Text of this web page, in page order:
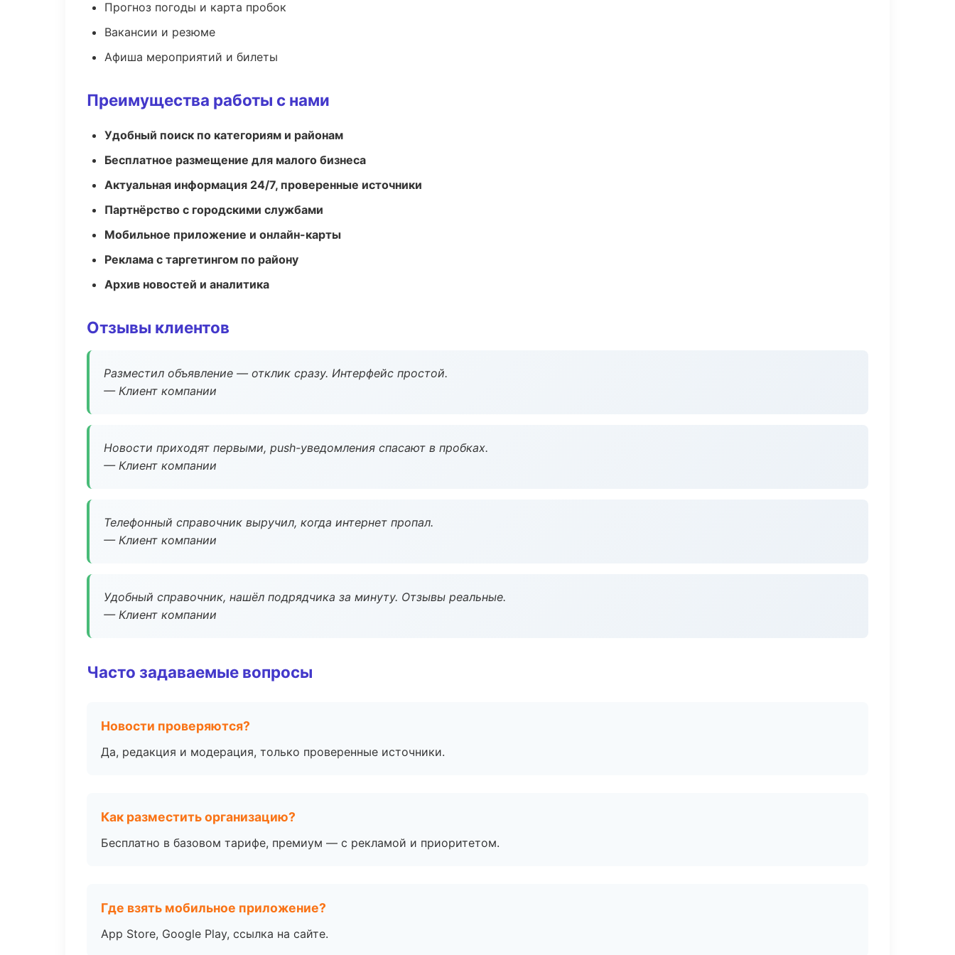
Прогноз погоды и карта пробок
Вакансии и резюме
Афиша мероприятий и билеты
Преимущества работы с нами
Удобный поиск по категориям и районам
Бесплатное размещение для малого бизнеса
Актуальная информация 24/7, проверенные источники
Партнёрство с городскими службами
Мобильное приложение и онлайн-карты
Реклама с таргетингом по району
Архив новостей и аналитика
Отзывы клиентов
Разместил объявление — отклик сразу. Интерфейс простой.
— Клиент компании
Новости приходят первыми, push-уведомления спасают в пробках.
— Клиент компании
Телефонный справочник выручил, когда интернет пропал.
— Клиент компании
Удобный справочник, нашёл подрядчика за минуту. Отзывы реальные.
— Клиент компании
Часто задаваемые вопросы
Новости проверяются?
Да, редакция и модерация, только проверенные источники.
Как разместить организацию?
Бесплатно в базовом тарифе, премиум — с рекламой и приоритетом.
Где взять мобильное приложение?
App Store, Google Play, ссылка на сайте.